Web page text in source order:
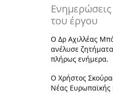
του έργου
Ο Δρ Αχιλλέας
ανέλυσε
πλήρως ενήμερα.
Ο Χρήστος
Νέας Ευρωπαϊκής